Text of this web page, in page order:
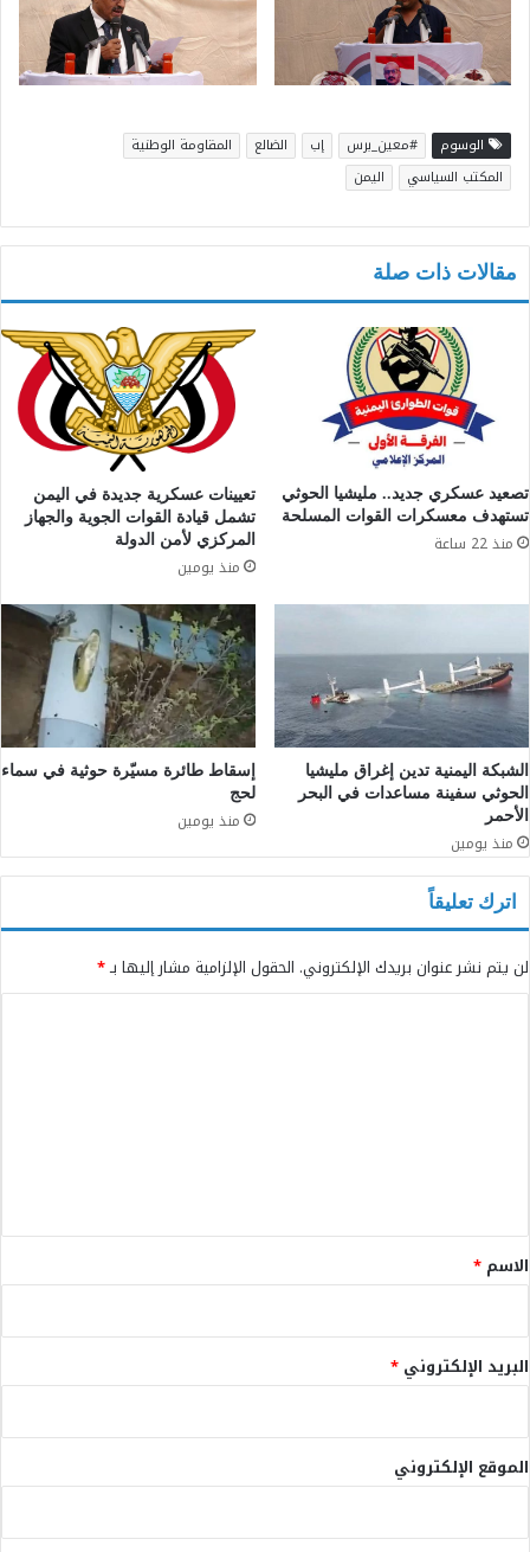
الوسوم #معين_برس إب الضالع
المقاومة الوطنية
المكتب السياسي
اليمن
مقالات ذات صلة
تصعيد عسكري جديد.. مليشيا الحوثي
تستهدف معسكرات القوات المسلحة
منذ 22 ساعة
تعيينات عسكرية جديدة في اليمن
تشمل قيادة القوات الجوية والجهاز
المركزي لأمن الدولة
منذ يومين
الشبكة اليمنية تدين إغراق مليشيا
الحوثي سفينة مساعدات في البحر
الأحمر
منذ يومين
إسقاط طائرة مسيّرة حوثية في سماء
لحج
منذ يومين
اترك تعليقاً
لن يتم نشر عنوان بريدك الإلكتروني. الحقول الإلزامية مشار إليها بـ*
*
الاسم *
البريد الإلكتروني *
الموقع الإلكتروني